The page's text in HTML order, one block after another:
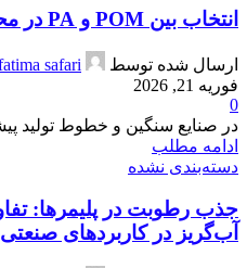
انتخاب بین POM و PA در محیط‌های پرارتعاش
ارسال شده توسط
safari
فوریه 21, 2026
0
در صنایع سنگین و خطوط تولید
ادامه مطلب
دسته‌بندی نشده
جذب رطوبت در پلیمرها:
آب‌گریز در کاربردهای صنعتی